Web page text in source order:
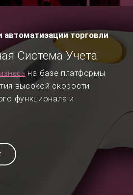
автоматизации торговли
Система Учета
на базе платформы
высокой скорости
функционала и